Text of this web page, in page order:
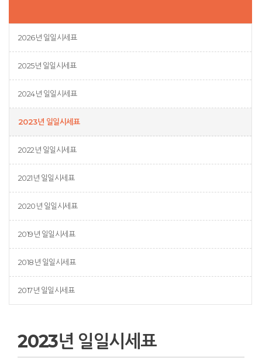
2026년 일일시세표
2025년 일일시세표
2024년 일일시세표
2023년 일일시세표
2022년 일일시세표
2021년 일일시세표
2020년 일일시세표
2019년 일일시세표
2018년 일일시세표
2017년 일일시세표
2023년 일일시세표